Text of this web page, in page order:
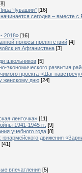
Чувашии" [16]
сегодня – вместе
2018» [16]
полосы препятствий [4]
из Афганистана [3]
школьников [5]
экономического развития
проекта «Шаг
женскому дню [24]
ленточка» [11]
1941-1945 гг. [9]
учебного года [8]
движения
[41]
впечатления [5]